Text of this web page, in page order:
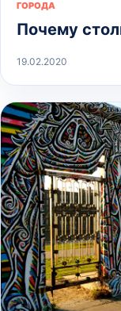
ГОРОДА
Почему
19.02.2020